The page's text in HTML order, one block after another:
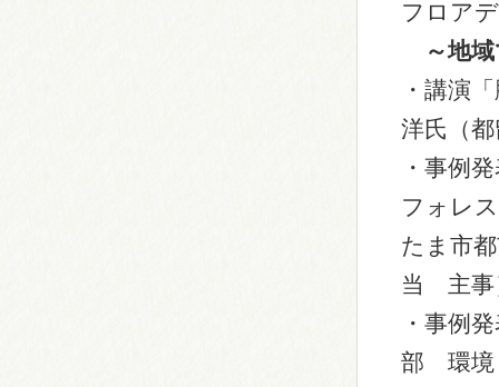
フロア
～地域
・講演
洋氏（
・事例
フォレ
たま市
当 主事
・事例
部 環境